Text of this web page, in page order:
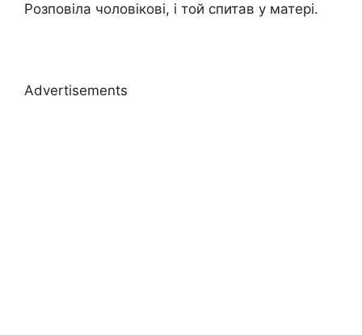
Розповіла чоловікові, і той спитав у матері.
Advertisements